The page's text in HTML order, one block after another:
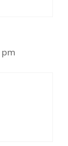
pm